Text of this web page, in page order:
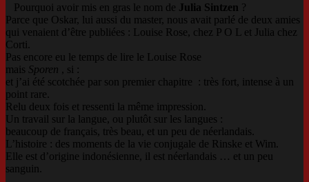
Pourquoi avoir mis en gras le nom de Julia Sintzen ?
Parce que Oskar, lui aussi du master, nous avait parlé de deux amies
qui venaient d’être publiées : Louise Rose, chez P O L et Julia chez
Corti.
Pas encore eu le temps de lire le Louise Rose
mais Sporen , si :
et j’ai été scotchée par son premier chapitre : très fort, intense à un
point rare.
Relu deux fois et ressenti la même impression.
Un travail sur la langue, ou plutôt sur les langues :
beaucoup de français, très beau, et un peu de néerlandais.
L’histoire : des moments de la vie conjugale de Rinske et Wim.
Elle est d’origine indonésienne, il est néerlandais … et un peu
sanguin.